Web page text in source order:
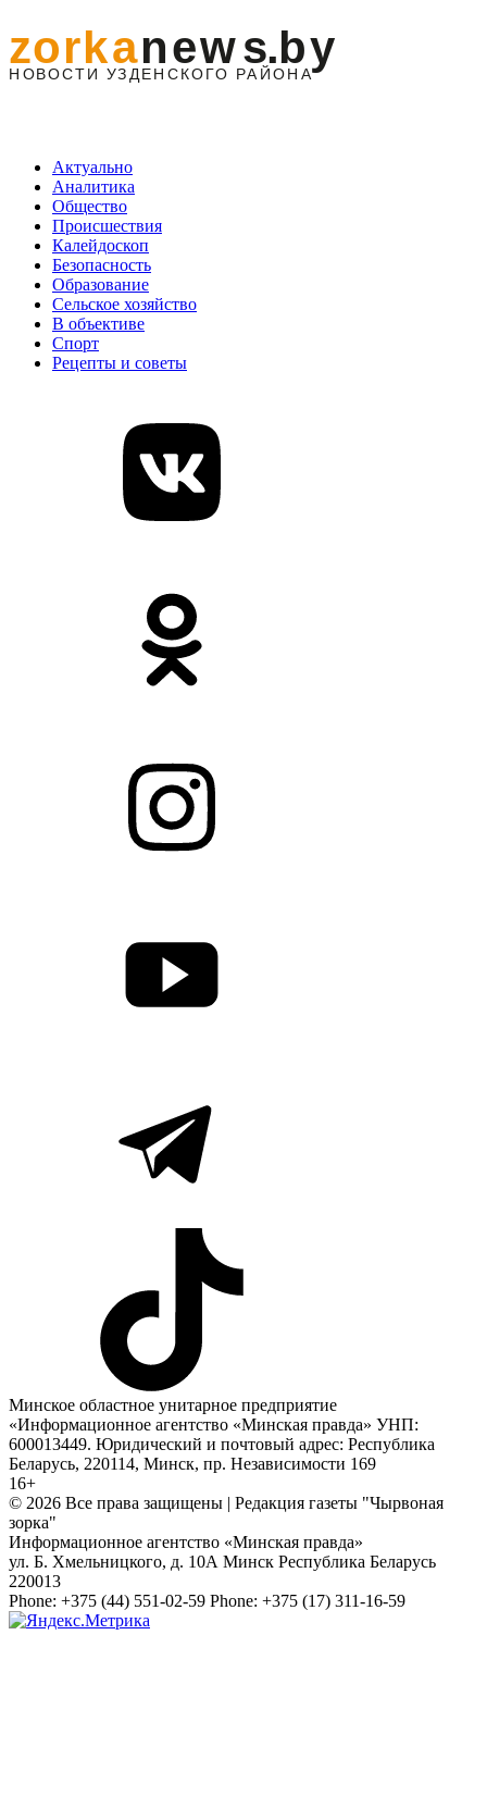
Актуально
Аналитика
Общество
Происшествия
Калейдоскоп
Безопасность
Образование
Сельское хозяйство
В объективе
Спорт
Рецепты и советы
Минское областное унитарное предприятие
«Информационное агентство «Минская правда» УНП:
600013449. Юридический и почтовый адрес: Республика
Беларусь, 220114, Минск, пр. Независимости 169
16+
© 2026 Все права защищены | Редакция газеты "Чырвоная
зорка"
Информационное агентство «Минская правда»
ул. Б. Хмельницкого, д. 10А Минск Республика Беларусь
220013
Phone: +375 (44) 551-02-59 Phone: +375 (17) 311-16-59